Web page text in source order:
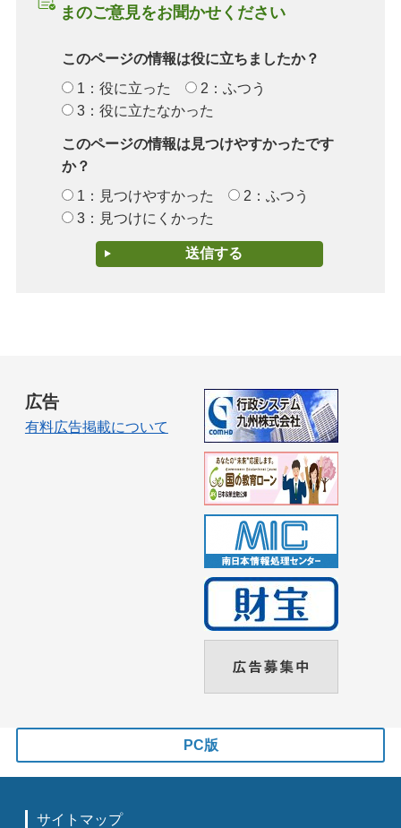
まのご意見をお聞かせください
このページの情報は役に立ちましたか？
1：役に立った
2：ふつう
3：役に立たなかった
このページの情報は見つけやすかったです
か？
1：見つけやすかった
2：ふつう
3：見つけにくかった
広告
有料広告掲載について
PC版
サイトマップ